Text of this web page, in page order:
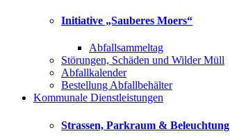
Initiative „Sauberes Moers“
Abfallsammeltag
Störungen, Schäden und Wilder Müll
Abfallkalender
Bestellung Abfallbehälter
Kommunale Dienstleistungen
Strassen, Parkraum & Beleuchtung